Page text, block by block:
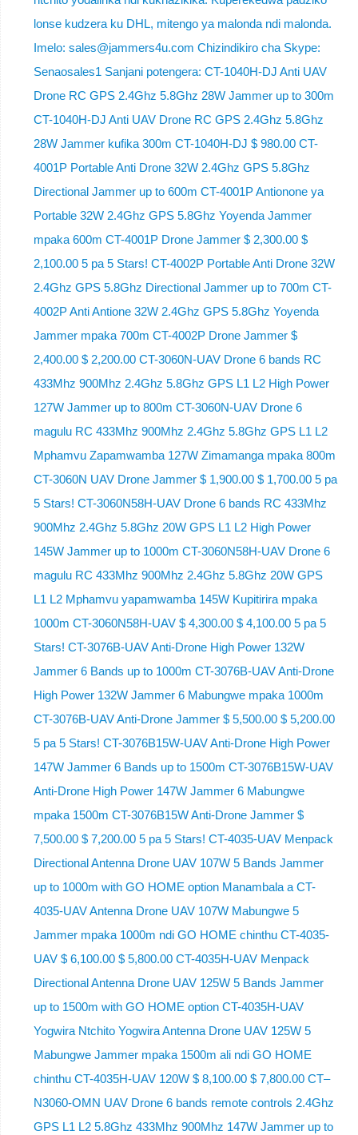
lonse kudzera ku DHL, mitengo ya malonda ndi malonda.
Imelo: sales@jammers4u.com Chizindikiro cha Skype:
Senaosales1 Sanjani potengera: CT-1040H-DJ Anti UAV
Drone RC GPS 2.4Ghz 5.8Ghz 28W Jammer up to 300m
CT-1040H-DJ Anti UAV Drone RC GPS 2.4Ghz 5.8Ghz
28W Jammer kufika 300m CT-1040H-DJ $ 980.00 CT-
4001P Portable Anti Drone 32W 2.4Ghz GPS 5.8Ghz
Directional Jammer up to 600m CT-4001P Antionone ya
Portable 32W 2.4Ghz GPS 5.8Ghz Yoyenda Jammer
mpaka 600m CT-4001P Drone Jammer $ 2,300.00 $
2,100.00 5 pa 5 Stars! CT-4002P Portable Anti Drone 32W
2.4Ghz GPS 5.8Ghz Directional Jammer up to 700m CT-
4002P Anti Antione 32W 2.4Ghz GPS 5.8Ghz Yoyenda
Jammer mpaka 700m CT-4002P Drone Jammer $
2,400.00 $ 2,200.00 CT-3060N-UAV Drone 6 bands RC
433Mhz 900Mhz 2.4Ghz 5.8Ghz GPS L1 L2 High Power
127W Jammer up to 800m CT-3060N-UAV Drone 6
magulu RC 433Mhz 900Mhz 2.4Ghz 5.8Ghz GPS L1 L2
Mphamvu Zapamwamba 127W Zimamanga mpaka 800m
CT-3060N UAV Drone Jammer $ 1,900.00 $ 1,700.00 5 pa
5 Stars! CT-3060N58H-UAV Drone 6 bands RC 433Mhz
900Mhz 2.4Ghz 5.8Ghz 20W GPS L1 L2 High Power
145W Jammer up to 1000m CT-3060N58H-UAV Drone 6
magulu RC 433Mhz 900Mhz 2.4Ghz 5.8Ghz 20W GPS
L1 L2 Mphamvu yapamwamba 145W Kupitirira mpaka
1000m CT-3060N58H-UAV $ 4,300.00 $ 4,100.00 5 pa 5
Stars! CT-3076B-UAV Anti-Drone High Power 132W
Jammer 6 Bands up to 1000m CT-3076B-UAV Anti-Drone
High Power 132W Jammer 6 Mabungwe mpaka 1000m
CT-3076B-UAV Anti-Drone Jammer $ 5,500.00 $ 5,200.00
5 pa 5 Stars! CT-3076B15W-UAV Anti-Drone High Power
147W Jammer 6 Bands up to 1500m CT-3076B15W-UAV
Anti-Drone High Power 147W Jammer 6 Mabungwe
mpaka 1500m CT-3076B15W Anti-Drone Jammer $
7,500.00 $ 7,200.00 5 pa 5 Stars! CT-4035-UAV Menpack
Directional Antenna Drone UAV 107W 5 Bands Jammer
up to 1000m with GO HOME option Manambala a CT-
4035-UAV Antenna Drone UAV 107W Mabungwe 5
Jammer mpaka 1000m ndi GO HOME chinthu CT-4035-
UAV $ 6,100.00 $ 5,800.00 CT-4035H-UAV Menpack
Directional Antenna Drone UAV 125W 5 Bands Jammer
up to 1500m with GO HOME option CT-4035H-UAV
Yogwira Ntchito Yogwira Antenna Drone UAV 125W 5
Mabungwe Jammer mpaka 1500m ali ndi GO HOME
chinthu CT-4035H-UAV 120W $ 8,100.00 $ 7,800.00 CT–
N3060-OMN UAV Drone 6 bands remote controls 2.4Ghz
GPS L1 L2 5.8Ghz 433Mhz 900Mhz 147W Jammer up to